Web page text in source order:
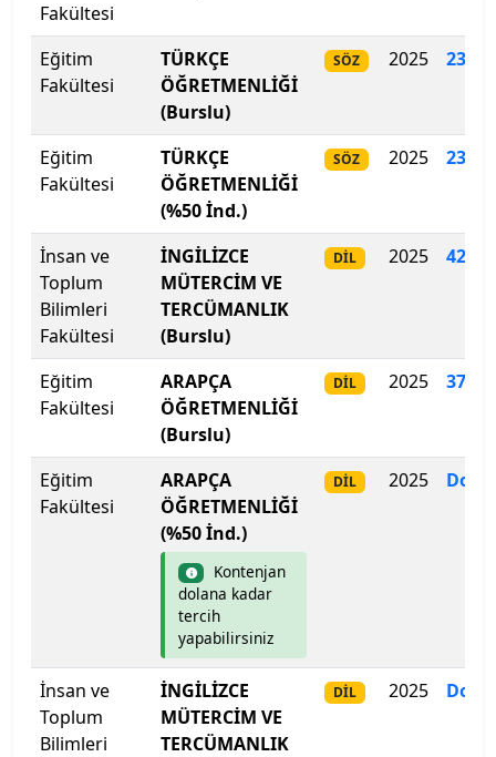
Konya Gıda ve Tarım Üniversitesi
Konya Teknik Üniversitesi
KTO Karatay Üniversitesi
Kütahya Dumlupınar Üniversitesi
Kütahya Sağlık Bilimleri Üniversitesi
Lefke Avrupa Üniversitesi
Lokman Hekim Üniversitesi
Malatya Turgut Özal Üniversitesi
Maltepe Üniversitesi
Manisa Celâl Bayar Üniversitesi
Mardin Artuklu Üniversitesi
Marmara Üniversitesi
MEF Üniversitesi
Mersin Üniversitesi
Fakültesi
Eğitim
Fakültesi
TÜRKÇE
ÖĞRETMENLİĞİ
(Burslu)
SÖZ 2025
Eğitim
Fakültesi
TÜRKÇE
ÖĞRETMENLİĞİ
(%50 İnd.)
SÖZ 2025 230
İnsan ve
Toplum
Bilimleri
Fakültesi
İNGİLİZCE
MÜTERCİM VE
TERCÜMANLIK
(Burslu)
DİL 2025 424
Eğitim
Fakültesi
ARAPÇA
ÖĞRETMENLİĞİ
(Burslu)
DİL 2025 376
Eğitim
Fakültesi
ARAPÇA
ÖĞRETMENLİĞİ
(%50 İnd.)
Kontenjan
dolana kadar
tercih
yapabilirsiniz
DİL 2025
İnsan ve
Toplum
Bilimleri
İNGİLİZCE
MÜTERCİM VE
TERCÜMANLIK
DİL 2025